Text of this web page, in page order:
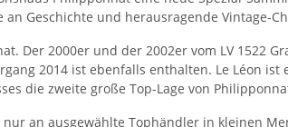
Geschichte und herausragende Vintage-
Der 2000er und der 2002er vom LV 1522
2014 ist ebenfalls enthalten. Le Léon
die zweite große Top-Lage von
an ausgewählte Tophändler in kleinen